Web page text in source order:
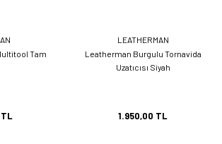
Tam
LEATHERMAN
Leatherman Burgulu Tornavida
Uzatıcısı Siyah
1.950,00 TL